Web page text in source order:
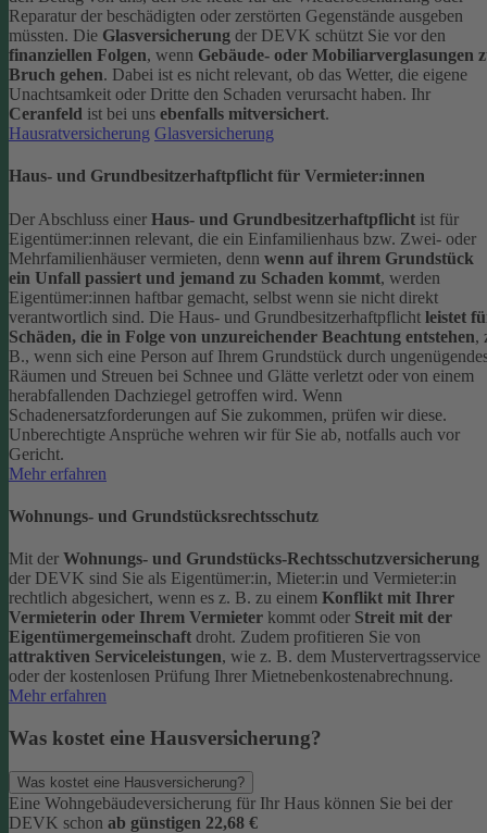
Reparatur der beschädigten oder zerstörten Gegenstände ausgeben
müssten. Die Glasversicherung der DEVK schützt Sie vor den
finanziellen Folgen, wenn Gebäude- oder Mobiliarverglasungen
Bruch gehen. Dabei ist es nicht relevant, ob das Wetter, die eigene
Unachtsamkeit oder Dritte den Schaden verursacht haben. Ihr
Ceranfeld ist bei uns ebenfalls mitversichert.
Hausratversicherung Glasversicherung
Haus- und Grundbesitzerhaftpflicht für Vermieter:innen
Der Abschluss einer Haus- und Grundbesitzerhaftpflicht ist für
Eigentümer:innen relevant, die ein Einfamilienhaus bzw. Zwei- oder
Mehrfamilienhäuser vermieten, denn wenn auf ihrem Grundstück
ein Unfall passiert und jemand zu Schaden kommt, werden
Eigentümer:innen haftbar gemacht, selbst wenn sie nicht direkt
verantwortlich sind. Die Haus- und Grundbesitzerhaftpflicht leistet
Schäden, die in Folge von unzureichender Beachtung entstehen,
B., wenn sich eine Person auf Ihrem Grundstück durch
Räumen und Streuen bei Schnee und Glätte verletzt oder von einem
herabfallenden Dachziegel getroffen wird. Wenn
Schadenersatzforderungen auf Sie zukommen, prüfen wir diese.
Unberechtigte Ansprüche wehren wir für Sie ab, notfalls auch vor
Gericht.
Mehr erfahren
Wohnungs- und Grundstücksrechtsschutz
Mit der Wohnungs- und Grundstücks-Rechtsschutzversicherung
der DEVK sind Sie als Eigentümer:in, Mieter:in und Vermieter:in
rechtlich abgesichert, wenn es z. B. zu einem Konflikt mit Ihrer
Vermieterin oder Ihrem Vermieter kommt oder Streit mit der
Eigentümergemeinschaft droht. Zudem profitieren Sie von
attraktiven Serviceleistungen, wie z. B. dem Mustervertragsservice
oder der kostenlosen Prüfung Ihrer Mietnebenkostenabrechnung.
Mehr erfahren
Was kostet eine Hausversicherung?
Was kostet eine Hausversicherung?
Eine Wohngebäudeversicherung für Ihr Haus können Sie bei der
DEVK schon ab günstigen 22,68 €